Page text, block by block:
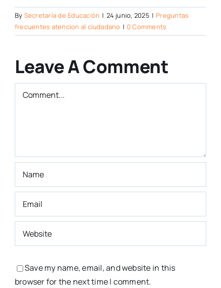
By Secretaría de Educación | 24 junio, 2025 | Preguntas
frecuentes atencion al ciudadano | 0 Comments
Leave A Comment
Comment
Save my name, email, and website in this
browser for the next time I comment.